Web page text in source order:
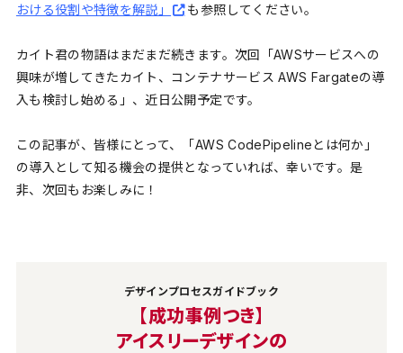
おける役割や特徴を解説」
も参照してください。
カイト君の物語はまだまだ続きます。次回「AWSサービスへの
興味が増してきたカイト、コンテナサービス AWS Fargateの導
入も検討し始める」、近日公開予定です。
この記事が、皆様にとって、「AWS CodePipelineとは何か」
の導入として知る機会の提供となっていれば、幸いです。是
非、次回もお楽しみに！
デザインプロセスガイドブック
【成功事例つき】
アイスリーデザインの